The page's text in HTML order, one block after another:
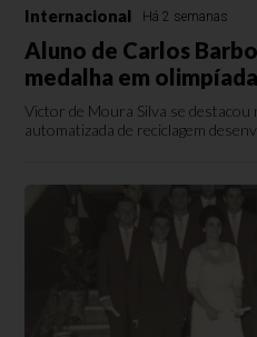
Internacional Há 2 semanas
Aluno de Carlos
medalha em
Victor de Moura Silva se
automatizada de reciclagem